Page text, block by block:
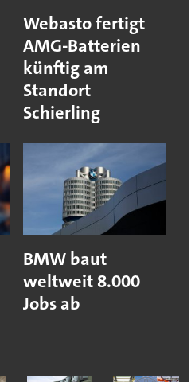
Webasto fertigt
AMG-Batterien
künftig am
Standort
Schierling
BMW baut
weltweit 8.000
Jobs ab